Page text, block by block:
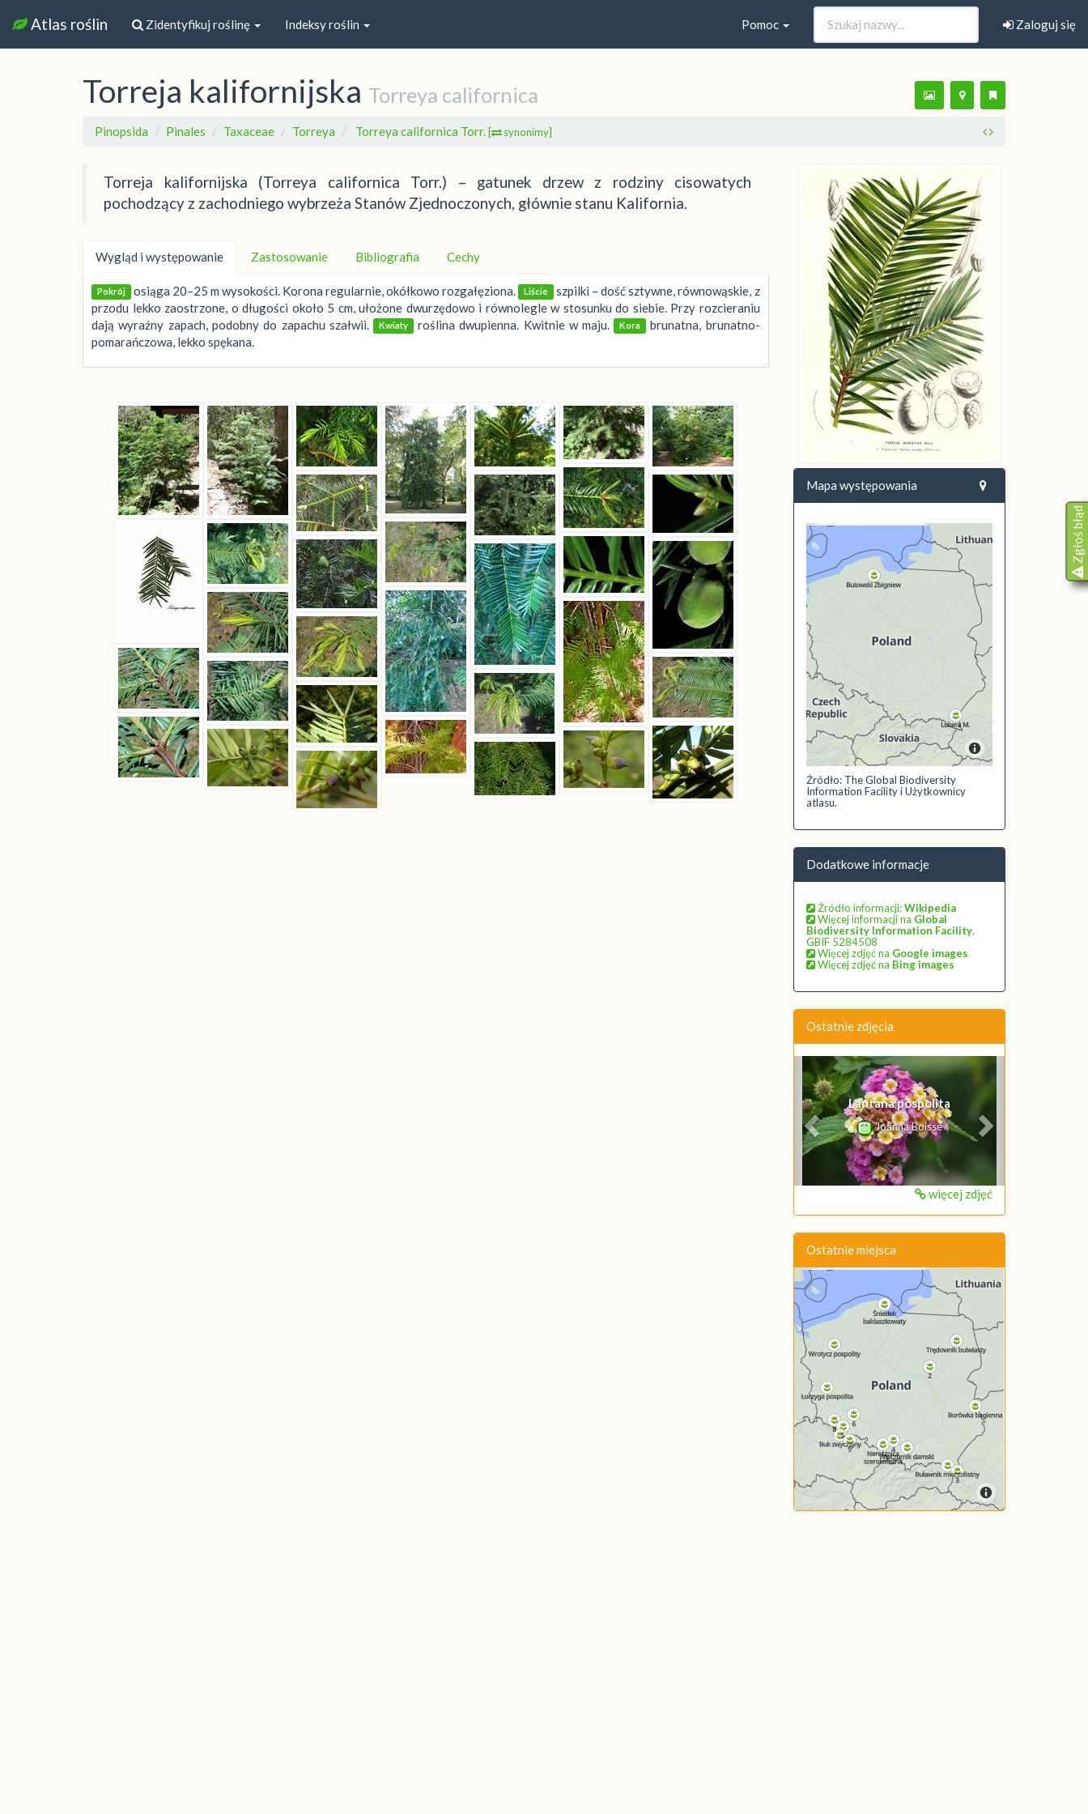
Atlas roślin Zidentyfikuj roślinę Indeksy roślin Zaloguj się
Pomoc
Torreja kalifornijska Torreya californica
Pinopsida Pinales Taxaceae Torreya Torreya californica Torr. [ synonimy]
Torreja kalifornijska (Torreya californica Torr.) – gatunek drzew z rodziny cisowatych
pochodzący z zachodniego wybrzeża Stanów Zjednoczonych, głównie stanu Kalifornia.
Wygląd i występowanie Zastosowanie Bibliografia Cechy
Pokrój osiąga 20–25 m wysokości. Korona regularnie, okółkowo rozgałęziona. Liście szpilki – dość sztywne, równowąskie, z
przodu lekko zaostrzone, o długości około 5 cm, ułożone dwurzędowo i równolegle w stosunku do siebie. Przy rozcieraniu
dają wyraźny zapach, podobny do zapachu szałwii.
Kwiaty roślina dwupienna. Kwitnie w maju. Kora brunatna, brunatno-
pomarańczowa, lekko spękana.
Mapa występowania
Źródło: The Global Biodiversity
Information Facility i Użytkownicy
atlasu.
Dodatkowe informacje
Źródło informacji:Wikipedia
Więcej informacji na Global
Biodiversity Information Facility,
GBIF 5284508
Więcej zdjęć na Google images
Więcej zdjęć na Bing images
Ostatnie zdjęcia
Lantana pospolita
Joanna Boisse
Poprzednie Następne
więcej zdjęć
Ostatnie miejsca
Zgłoś błąd